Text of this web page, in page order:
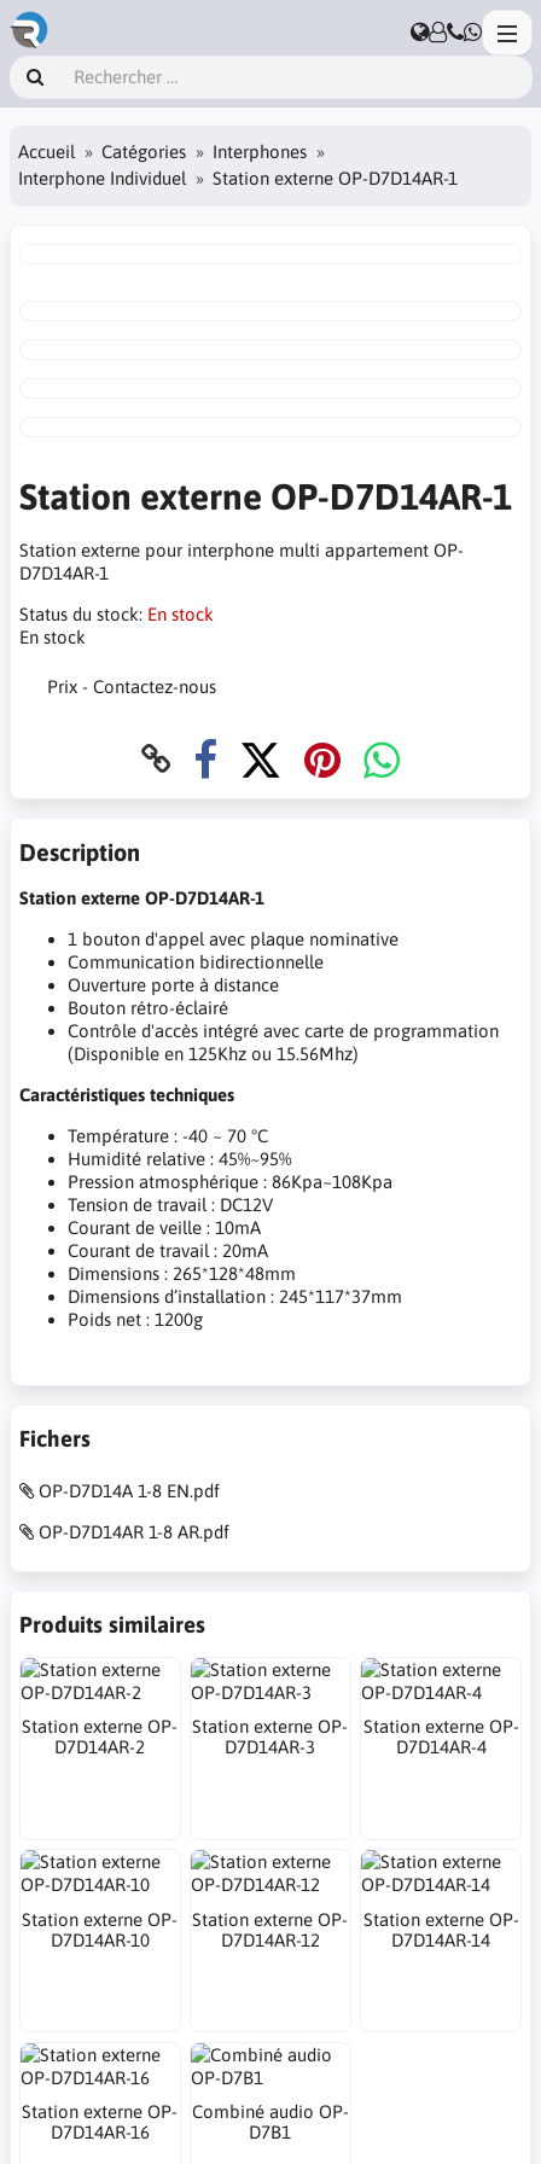
Accueil Catégories
Interphones
Interphone Individuel
Station externe OP-D7D14AR-1
Station externe OP-D7D14AR-1
Station externe pour interphone multi appartement OP-
D7D14AR-1
Status du stock: En stock
En stock
Prix - Contactez-nous
Description
Station externe OP-D7D14AR-1
1 bouton d'appel avec plaque nominative
Communication bidirectionnelle
Ouverture porte à distance
Bouton rétro-éclairé
Contrôle d'accès intégré avec carte de programmation
(Disponible en 125Khz ou 15.56Mhz)
Caractéristiques techniques
Température : -40 ~ 70 °C
Humidité relative : 45%~95%
Pression atmosphérique : 86Kpa~108Kpa
Tension de travail : DC12V
Courant de veille : 10mA
Courant de travail : 20mA
Dimensions : 265*128*48mm
Dimensions d’installation : 245*117*37mm
Poids net : 1200g
Fichers
OP-D7D14A 1-8 EN.pdf
OP-D7D14AR 1-8 AR.pdf
Produits similaires
Station externe OP-
D7D14AR-2
Station externe OP-
D7D14AR-3
Station externe OP-
D7D14AR-4
Station externe OP-
D7D14AR-10
Station externe OP-
D7D14AR-12
Station externe OP-
D7D14AR-14
Station externe OP-
D7D14AR-16
Combiné audio OP-
D7B1